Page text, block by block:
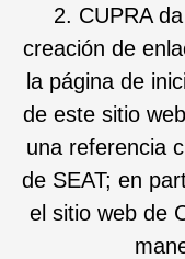
2. CUPRA
creación de
la página de
de este sitio
una referencia
de SEAT; en
el sitio web de